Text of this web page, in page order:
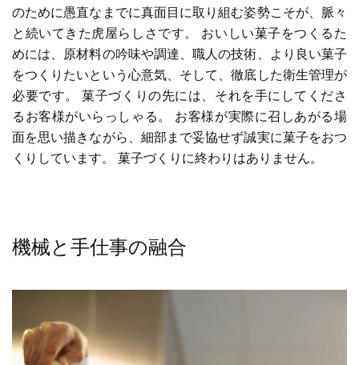
のために愚直なまでに真面目に取り組む姿勢こそが、脈々
と続いてきた虎屋らしさです。 おいしい菓子をつくるた
めには、原材料の吟味や調達、職人の技術、より良い菓子
をつくりたいという心意気、そして、徹底した衛生管理が
必要です。 菓子づくりの先には、それを手にしてくださ
るお客様がいらっしゃる。 お客様が実際に召しあがる場
面を思い描きながら、細部まで妥協せず誠実に菓子をおつ
くりしています。 菓子づくりに終わりはありません。
機械と手仕事の融合